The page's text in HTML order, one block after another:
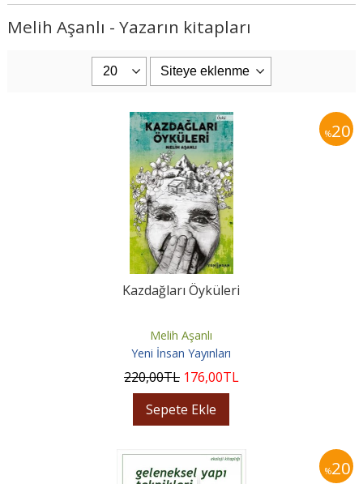
Melih Aşanlı - Yazarın kitapları
%20
Kazdağları Öyküleri
Melih Aşanlı
Yeni İnsan Yayınları
220,00TL 176,00TL
Sepete Ekle
%20